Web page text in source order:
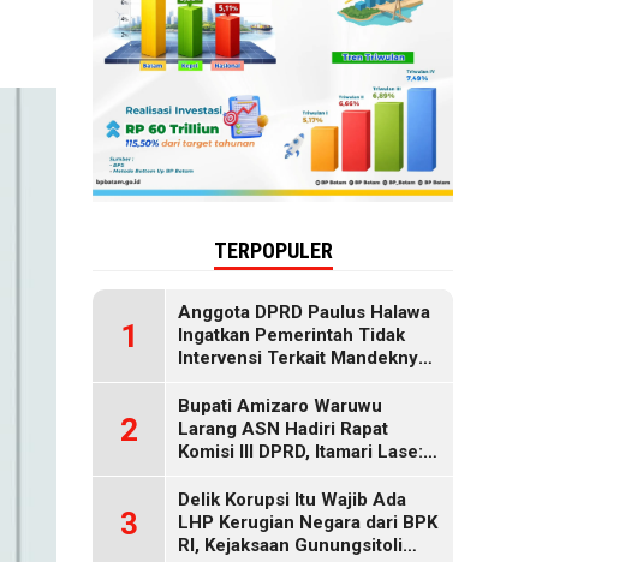
TERPOPULER
1
Anggota DPRD Paulus Halawa
Ingatkan Pemerintah Tidak
Intervensi Terkait Mandeknya
2
Bupati Amizaro Waruwu
Larang ASN Hadiri Rapat
Komisi III DPRD, Itamari Lase:
Parliament
3
Delik Korupsi Itu Wajib Ada
LHP Kerugian Negara dari BPK
RI, Kejaksaan Gunungsitoli